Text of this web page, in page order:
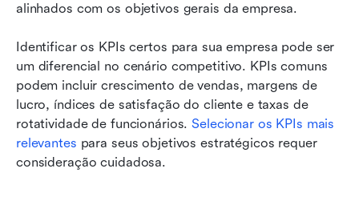
alinhados com os objetivos gerais da empresa.
Identificar os KPIs certos para sua empresa pode ser
um diferencial no cenário competitivo. KPIs comuns
podem incluir crescimento de vendas, margens de
lucro, índices de satisfação do cliente e taxas de
rotatividade de funcionários. Selecionar os KPIs mais
relevantes para seus objetivos estratégicos requer
consideração cuidadosa.